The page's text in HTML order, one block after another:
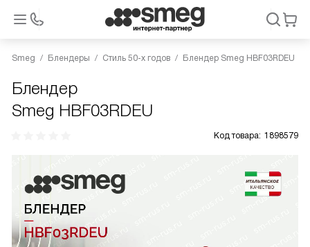
Smeg Блендеры Стиль 50-х годов Блендер Smeg HBF03RDEU
Блендер
Smeg HBF03RDEU
Код товара: 1898579